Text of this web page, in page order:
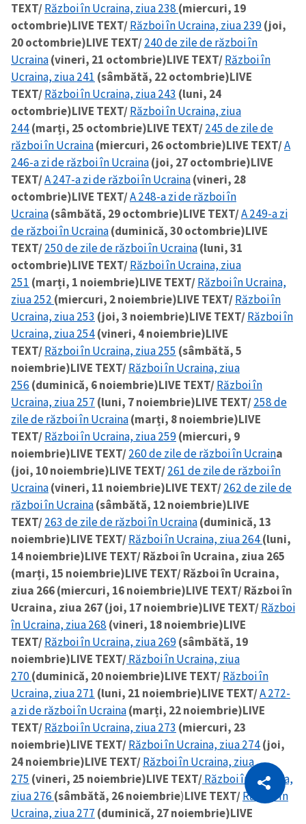
Copiază Link
TEXT/Război în Ucraina, ziua 238 (miercuri, 19
octombrie)LIVE TEXT/Război în Ucraina, ziua 239(joi,
20 octombrie)LIVE TEXT/240 de zile de război în
Ucraina(vineri, 21 octombrie)LIVE TEXT/Război în
Ucraina, ziua 241 (sâmbătă, 22 octombrie)LIVE
TEXT/Război în Ucraina, ziua 243 (luni, 24
octombrie)LIVE TEXT/Război în Ucraina, ziua
244(marți, 25 octombrie)LIVE TEXT/245 de zile de
război în Ucraina(miercuri, 26 octombrie)LIVE TEXT/A
246-a zi de război în Ucraina(joi, 27 octombrie)LIVE
TEXT/A 247-a zi de război în Ucraina(vineri, 28
octombrie)LIVE TEXT/A 248-a zi de război în
Ucraina(sâmbătă, 29 octombrie)LIVE TEXT/A 249-a zi
de război în Ucraina(duminică, 30 octombrie)LIVE
TEXT/250 de zile de război în Ucraina(luni, 31
octombrie)LIVE TEXT/Război în Ucraina, ziua
251 (marți, 1 noiembrie)LIVE TEXT/Război în Ucraina,
ziua 252 (miercuri, 2 noiembrie)LIVE TEXT/Război în
Ucraina, ziua 253 (joi, 3 noiembrie)LIVE TEXT/Război în
Ucraina, ziua 254(vineri, 4 noiembrie)LIVE
TEXT/Război în Ucraina, ziua 255 (sâmbătă, 5
noiembrie)LIVE TEXT/Război în Ucraina, ziua
256 (duminică, 6 noiembrie)LIVE TEXT/Război în
Ucraina, ziua 257 (luni, 7 noiembrie)LIVE TEXT/258 de
zile de război în Ucraina(marți, 8 noiembrie)LIVE
TEXT/Război în Ucraina, ziua 259(miercuri, 9
noiembrie)LIVE TEXT/260 de zile de război în Ucraina
(joi, 10 noiembrie)LIVE TEXT/261 de zile de război în
Ucraina(vineri, 11 noiembrie)LIVE TEXT/262 de zile de
război în Ucraina(sâmbătă, 12 noiembrie)LIVE
TEXT/263 de zile de război în Ucraina(duminică, 13
noiembrie)LIVE TEXT/Război în Ucraina, ziua 264(luni,
14 noiembrie)LIVE TEXT/ Război în Ucraina, ziua 265
(marți, 15 noiembrie)LIVE TEXT/ Război în Ucraina,
ziua 266 (miercuri, 16 noiembrie)LIVE TEXT/ Război în
Ucraina, ziua 267 (joi, 17 noiembrie)LIVE TEXT/Război
în Ucraina, ziua 268 (vineri, 18 noiembrie)LIVE
TEXT/Război în Ucraina, ziua 269(sâmbătă, 19
noiembrie)LIVE TEXT/Război în Ucraina, ziua
270(duminică, 20 noiembrie)LIVE TEXT/Război în
Ucraina, ziua 271 (luni, 21 noiembrie)LIVE TEXT/A 272-
a zi de război în Ucraina(marți, 22 noiembrie)LIVE
TEXT/Război în Ucraina, ziua 273 (miercuri, 23
noiembrie)LIVE TEXT/Război în Ucraina, ziua 274(joi,
24 noiembrie)LIVE TEXT/Război în Ucraina, ziua
275 (vineri, 25 noiembrie)LIVE TEXT/Război în Ucraina,
ziua 276 (sâmbătă, 26 noiembrie)LIVE TEXT/Război în
Ucraina, ziua 277 (duminică, 27 noiembrie)LIVE
Citește articolul
CITEȘTE